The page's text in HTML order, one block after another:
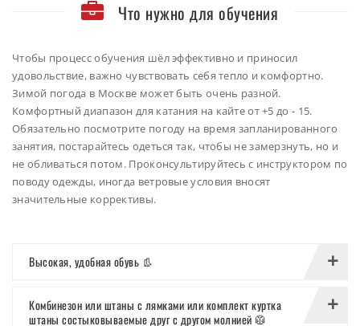
Что нужно для обучения
Чтобы процесс обучения шёл эффективно и приносил
удовольствие, важно чувствовать себя тепло и комфортно.
Зимой погода в Москве может быть очень разной.
Комфортный диапазон для катания на кайте от +5 до - 15.
Обязательно посмотрите погоду на время запланированного
занятия, постарайтесь одеться так, чтобы не замерзнуть, но и
не обливаться потом. Проконсультируйтесь с инструктором по
поводу одежды, иногда ветровые условия вносят
значительные коррективы.
Высокая, удобная обувь 👢
Комбинезон или штаны с лямками или комплект куртка
штаны состыковываемые друг с другом молнией 🥼